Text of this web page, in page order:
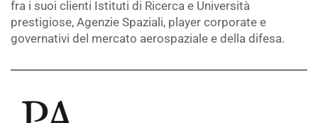
fra i suoi clienti Istituti di Ricerca e Università
prestigiose, Agenzie Spaziali, player corporate e
governativi del mercato aerospaziale e della difesa.